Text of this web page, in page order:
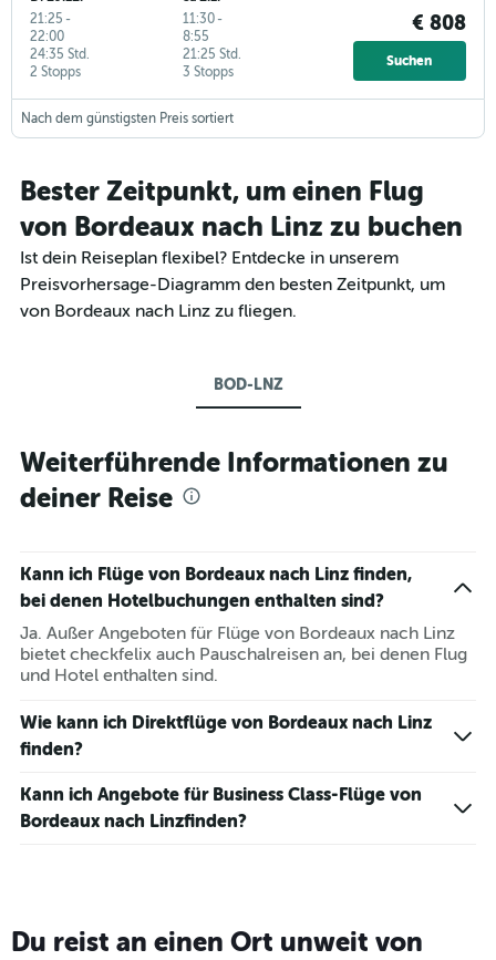
21:25 -
22:00
2 Stopps
24:35 Std.
11:30-
8:55
3 Stopps
21:25 Std.
€ 808
Suchen
Nach dem günstigsten Preis sortiert
Bester Zeitpunkt, um einen Flug
von Bordeaux nach Linz zu buchen
Ist dein Reiseplan flexibel? Entdecke in unserem
Preisvorhersage-Diagramm den besten Zeitpunkt, um
von Bordeaux nach Linz zu fliegen.
BOD-LNZ
Weiterführende Informationen zu
deiner Reise
Kann ich Flüge von Bordeaux nach Linz finden,
bei denen Hotelbuchungen enthalten sind?
Ja. Außer Angeboten für Flüge von Bordeaux nach Linz
bietet checkfelix auch Pauschalreisen an, bei denen Flug
und Hotel enthalten sind.
Wie kann ich Direktflüge von Bordeaux nach Linz
finden?
Kann ich Angebote für Business Class-Flüge von
Bordeaux nach Linzfinden?
Du reist an einen Ort unweit von